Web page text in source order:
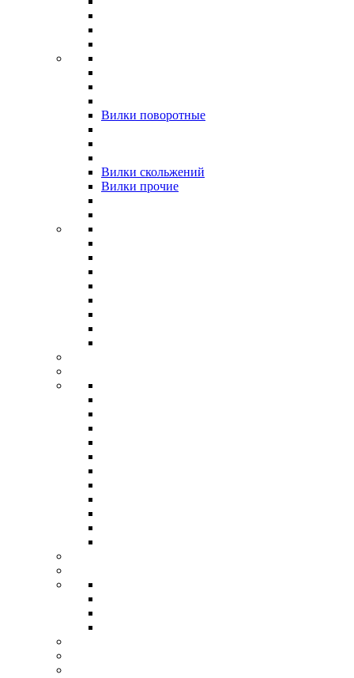
Вилки поворотные
Вилки скольжений
Вилки прочие